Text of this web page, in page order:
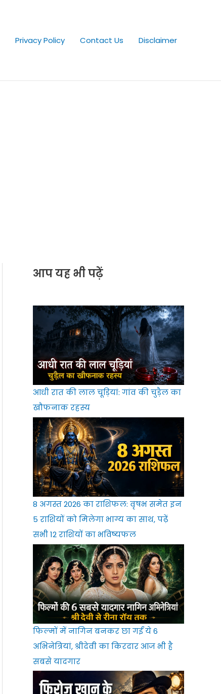
Privacy Policy Contact Us Disclaimer
आप यह भी पढ़ें
आधी रात की लाल चूड़ियां: गांव की चुड़ैल का
खौफनाक रहस्य
8 अगस्त 2026 का राशिफल: वृषभ समेत इन
5 राशियों को मिलेगा भाग्य का साथ, पढ़ें
सभी 12 राशियों का भविष्यफल
फिल्मों में नागिन बनकर छा गईं ये 6
अभिनेत्रियां, श्रीदेवी का किरदार आज भी है
सबसे यादगार